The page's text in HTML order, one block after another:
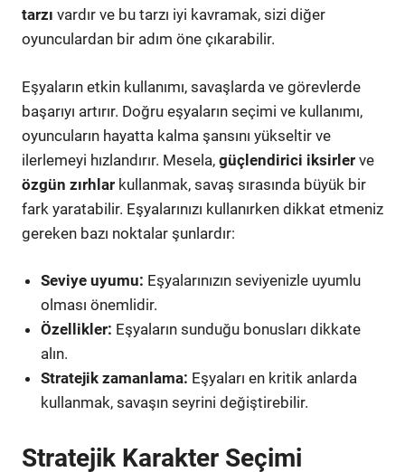
tarzı vardır ve bu tarzı iyi kavramak, sizi diğer
oyunculardan bir adım öne çıkarabilir.
Eşyaların etkin kullanımı, savaşlarda ve görevlerde
başarıyı artırır. Doğru eşyaların seçimi ve kullanımı,
oyuncuların hayatta kalma şansını yükseltir ve
ilerlemeyi hızlandırır. Mesela, güçlendirici iksirler ve
özgün zırhlar kullanmak, savaş sırasında büyük bir
fark yaratabilir. Eşyalarınızı kullanırken dikkat etmeniz
gereken bazı noktalar şunlardır:
Seviye uyumu: Eşyalarınızın seviyenizle uyumlu
olması önemlidir.
Özellikler: Eşyaların sunduğu bonusları dikkate
alın.
Stratejik zamanlama: Eşyaları en kritik anlarda
kullanmak, savaşın seyrini değiştirebilir.
Stratejik Karakter Seçimi